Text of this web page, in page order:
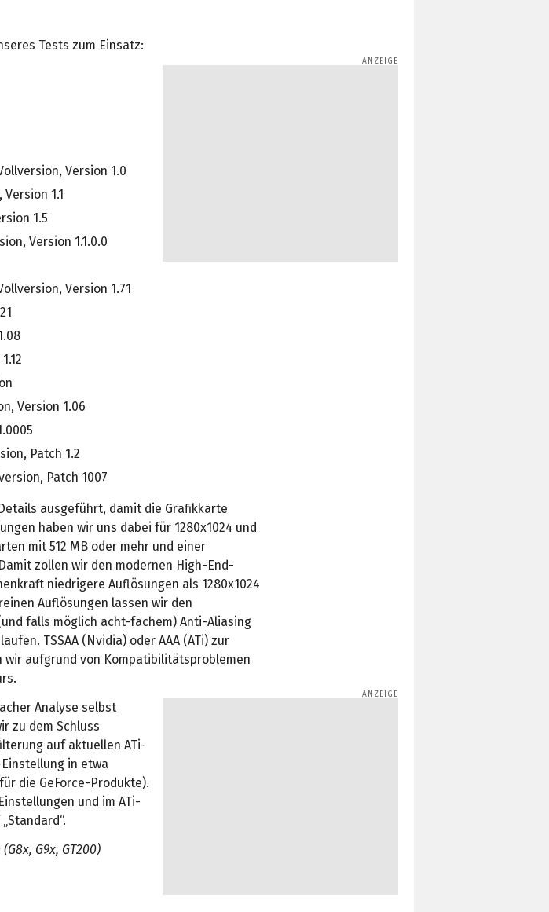
Tests zum Einsatz:
Version 1.0
1.1
1.5
Version 1.1.0.0
Version 1.71
Version 1.06
Patch 1.2
Patch 1007
ausgeführt, damit die Grafikkarte
haben wir uns dabei für 1280x1024 und
mit 512 MB oder mehr und einer
zollen wir den modernen High-End-
niedrigere Auflösungen als 1280x1024
Auflösungen lassen wir den
falls möglich acht-fachem) Anti-Aliasing
TSSAA (Nvidia) oder AAA (ATi) zur
wir aufgrund von Kompatibilitätsproblemen
Analyse selbst
zu dem Schluss
auf aktuellen ATi-
in etwa
die GeForce-Produkte).
und im ATi-
G9x, GT200)